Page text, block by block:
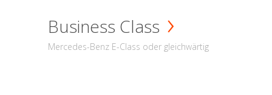
Business Class
Mercedes-Benz E-Class oder gleichwärtig